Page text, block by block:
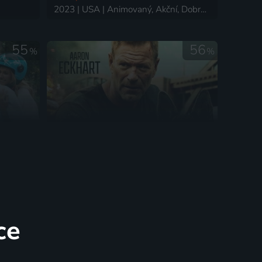
2023 | USA | Animovaný, Akční, Dobrodružný, Fantasy, Pohádka, Science Fiction
55% 56%
77